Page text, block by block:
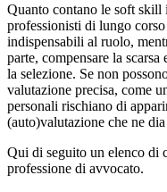
Quanto contano le soft
professionisti di lungo
indispensabili al ruolo,
parte, compensare la
la selezione. Se non
valutazione precisa, come
personali rischiano di
(auto)valutazione che ne
Qui di seguito un elenco di
professione di avvocato.